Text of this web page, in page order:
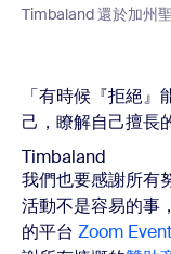
Timbaland 還於加州
「有時候『拒絕
己，瞭解自己擅長
Timbaland
我們也要感謝所有
活動不是容易的事
的平台 Zoom